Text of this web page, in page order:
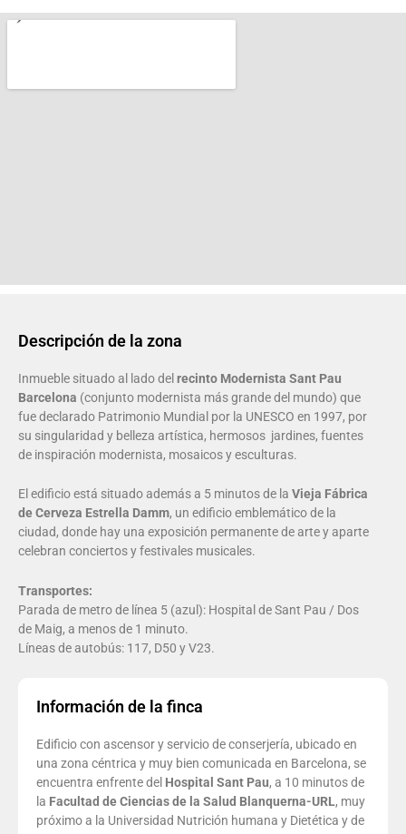
Descripción de la zona
Inmueble situado al lado del recinto Modernista Sant Pau
Barcelona (conjunto modernista más grande del mundo) que
fue declarado Patrimonio Mundial por la UNESCO en 1997, por
su singularidad y belleza artística, hermosos jardines, fuentes
de inspiración modernista, mosaicos y esculturas.
El edificio está situado además a 5 minutos de la Vieja Fábrica
de Cerveza Estrella Damm, un edificio emblemático de la
ciudad, donde hay una exposición permanente de arte y aparte
celebran conciertos y festivales musicales.
Transportes:
Parada de metro de línea 5 (azul): Hospital de Sant Pau / Dos
de Maig, a menos de 1 minuto.
Líneas de autobús: 117, D50 y V23.
Información de la finca
Edificio con ascensor y servicio de conserjería, ubicado en
una zona céntrica y muy bien comunicada en Barcelona, se
encuentra enfrente del Hospital Sant Pau, a 10 minutos de
la Facultad de Ciencias de la Salud Blanquerna-URL, muy
próximo a la Universidad Nutrición humana y Dietética y de